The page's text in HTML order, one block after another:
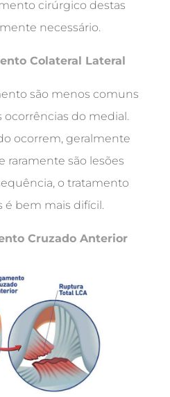
cirúrgico destas
necessário.
Colateral Lateral
são menos comuns
ocorrências do medial.
ocorrem, geralmente
raramente são lesões
o tratamento
é bem mais difícil.
Cruzado Anterior